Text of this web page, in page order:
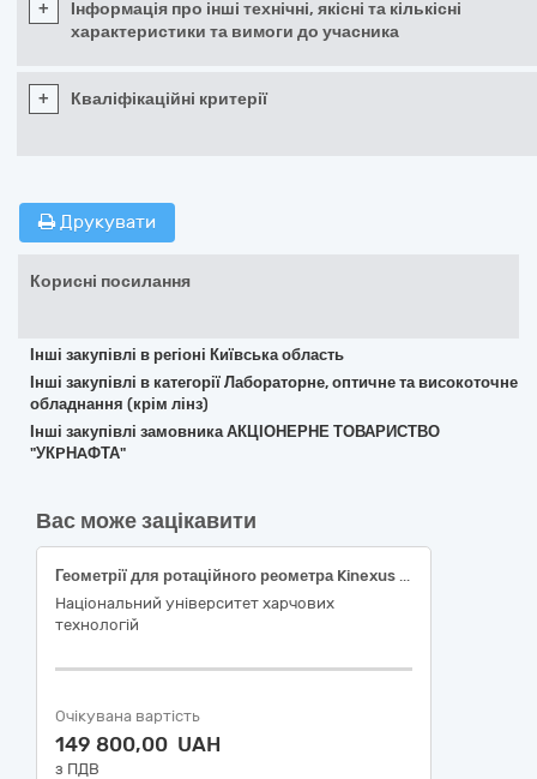
+
Інформація про інші технічні, якісні та кількісні
характеристики та вимоги до учасника
+ Кваліфікаційні критерії
Друкувати
Корисні посилання
Інші закупівлі в регіоні Київська область
Інші закупівлі в категорії Лабораторне, оптичне та високоточне
обладнання (крім лінз)
Інші закупівлі замовника АКЦІОНЕРНЕ ТОВАРИСТВО
"УКPНAФТА"
Вас може зацікавити
Геометрії для ротаційного реометра Kinexus pro+
Національний університет харчових
технологій
Очікувана вартість
149 800,00 UAH
з ПДВ